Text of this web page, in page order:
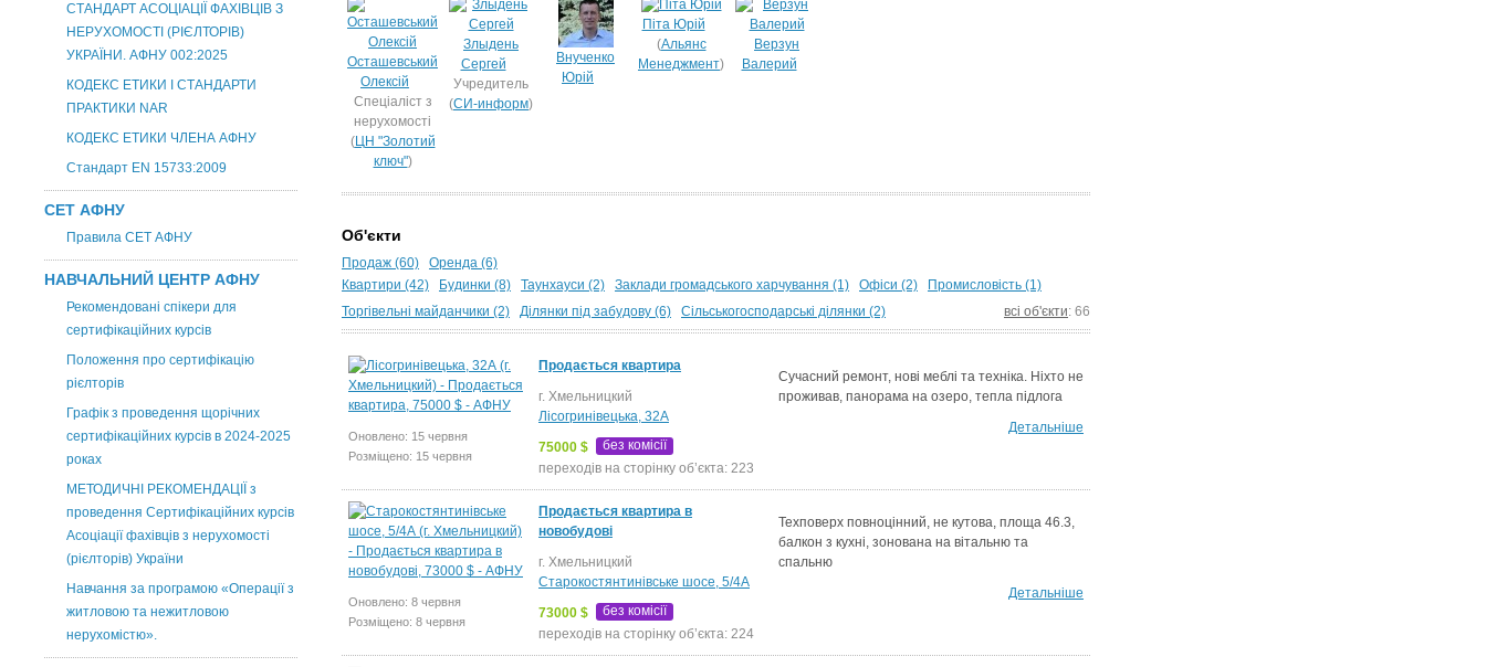
СТАНДАРТ АСОЦІАЦІЇ ФАХІВЦІВ З
НЕРУХОМОСТІ (РІЄЛТОРІВ)
УКРАЇНИ. АФНУ 002:2025
КОДЕКС ЕТИКИ І СТАНДАРТИ
ПРАКТИКИ NAR
КОДЕКС ЕТИКИ ЧЛЕНА АФНУ
Стандарт EN 15733:2009
СЕТ АФНУ
Правила СЕТ АФНУ
НАВЧАЛЬНИЙ ЦЕНТР АФНУ
Рекомендовані спікери для
сертифікаційних курсів
Положення про сертифікацію
рієлторів
Графік з проведення щорічних
сертифікаційних курсів в 2024-2025
роках
МЕТОДИЧНІ РЕКОМЕНДАЦІЇ з
проведення Сертифікаційних курсів
Асоціації фахівців з нерухомості
(рієлторів) України
Навчання за програмою «Операції з
житловою та нежитловою
нерухомістю».
Осташевський
Олексій
Спеціаліст з
нерухомості
(ЦН "Золотий
ключ")
Злыдень
Сергей
Учредитель
(СИ-информ)
Внученко
Юрій
Піта Юрій
(Альянс
Менеджмент)
Верзун
Валерий
Об'єкти
Продаж (60)
Оренда (6)
Квартири (42)
Будинки (8) Таунхауси (2) Заклади громадського харчування (1) Офіси (2)
Промисловість (1)
Торгівельні майданчики (2)
Ділянки під забудову (6) Сільськогосподарські ділянки (2) всі об'єкти: 66
Оновлено: 15 червня
Розміщено: 15 червня
Продається квартира
г. Хмельницкий
Лісогринівецька, 32А
75000 $
без комісії
переходів на сторінку об’єкта: 223
Сучасний ремонт, нові меблі та техніка. Ніхто не
проживав, панорама на озеро, тепла підлога
Детальніше
Оновлено: 8 червня
Розміщено: 8 червня
Продається квартира в
новобудові
г. Хмельницкий
Старокостянтинівське шосе, 5/4А
73000 $
без комісії
переходів на сторінку об’єкта: 224
Техповерх повноцінний, не кутова, площа 46.3,
балкон з кухні, зонована на вітальню та
спальню
Детальніше